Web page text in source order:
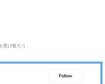
け取ろう。
Follow